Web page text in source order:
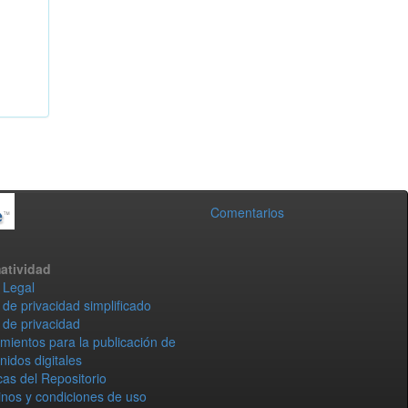
Comentarios
privacidad simplificado
privacidad
para la publicación de
digitales
del Repositorio
y condiciones de uso